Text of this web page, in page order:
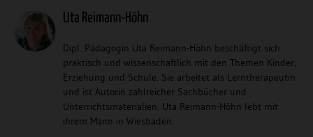
Infos
Uta Reimann-Höhn
Dipl. Pädagogin Uta Reimann-Höhn beschäftigt sich
praktisch und wissenschaftlich mit den Themen Kinder,
Erziehung und Schule. Sie arbeitet als Lerntherapeutin
und ist Autorin zahlreicher Sachbücher und
Unterrichtsmaterialien. Uta Reimann-Höhn lebt mit
ihrem Mann in Wiesbaden.